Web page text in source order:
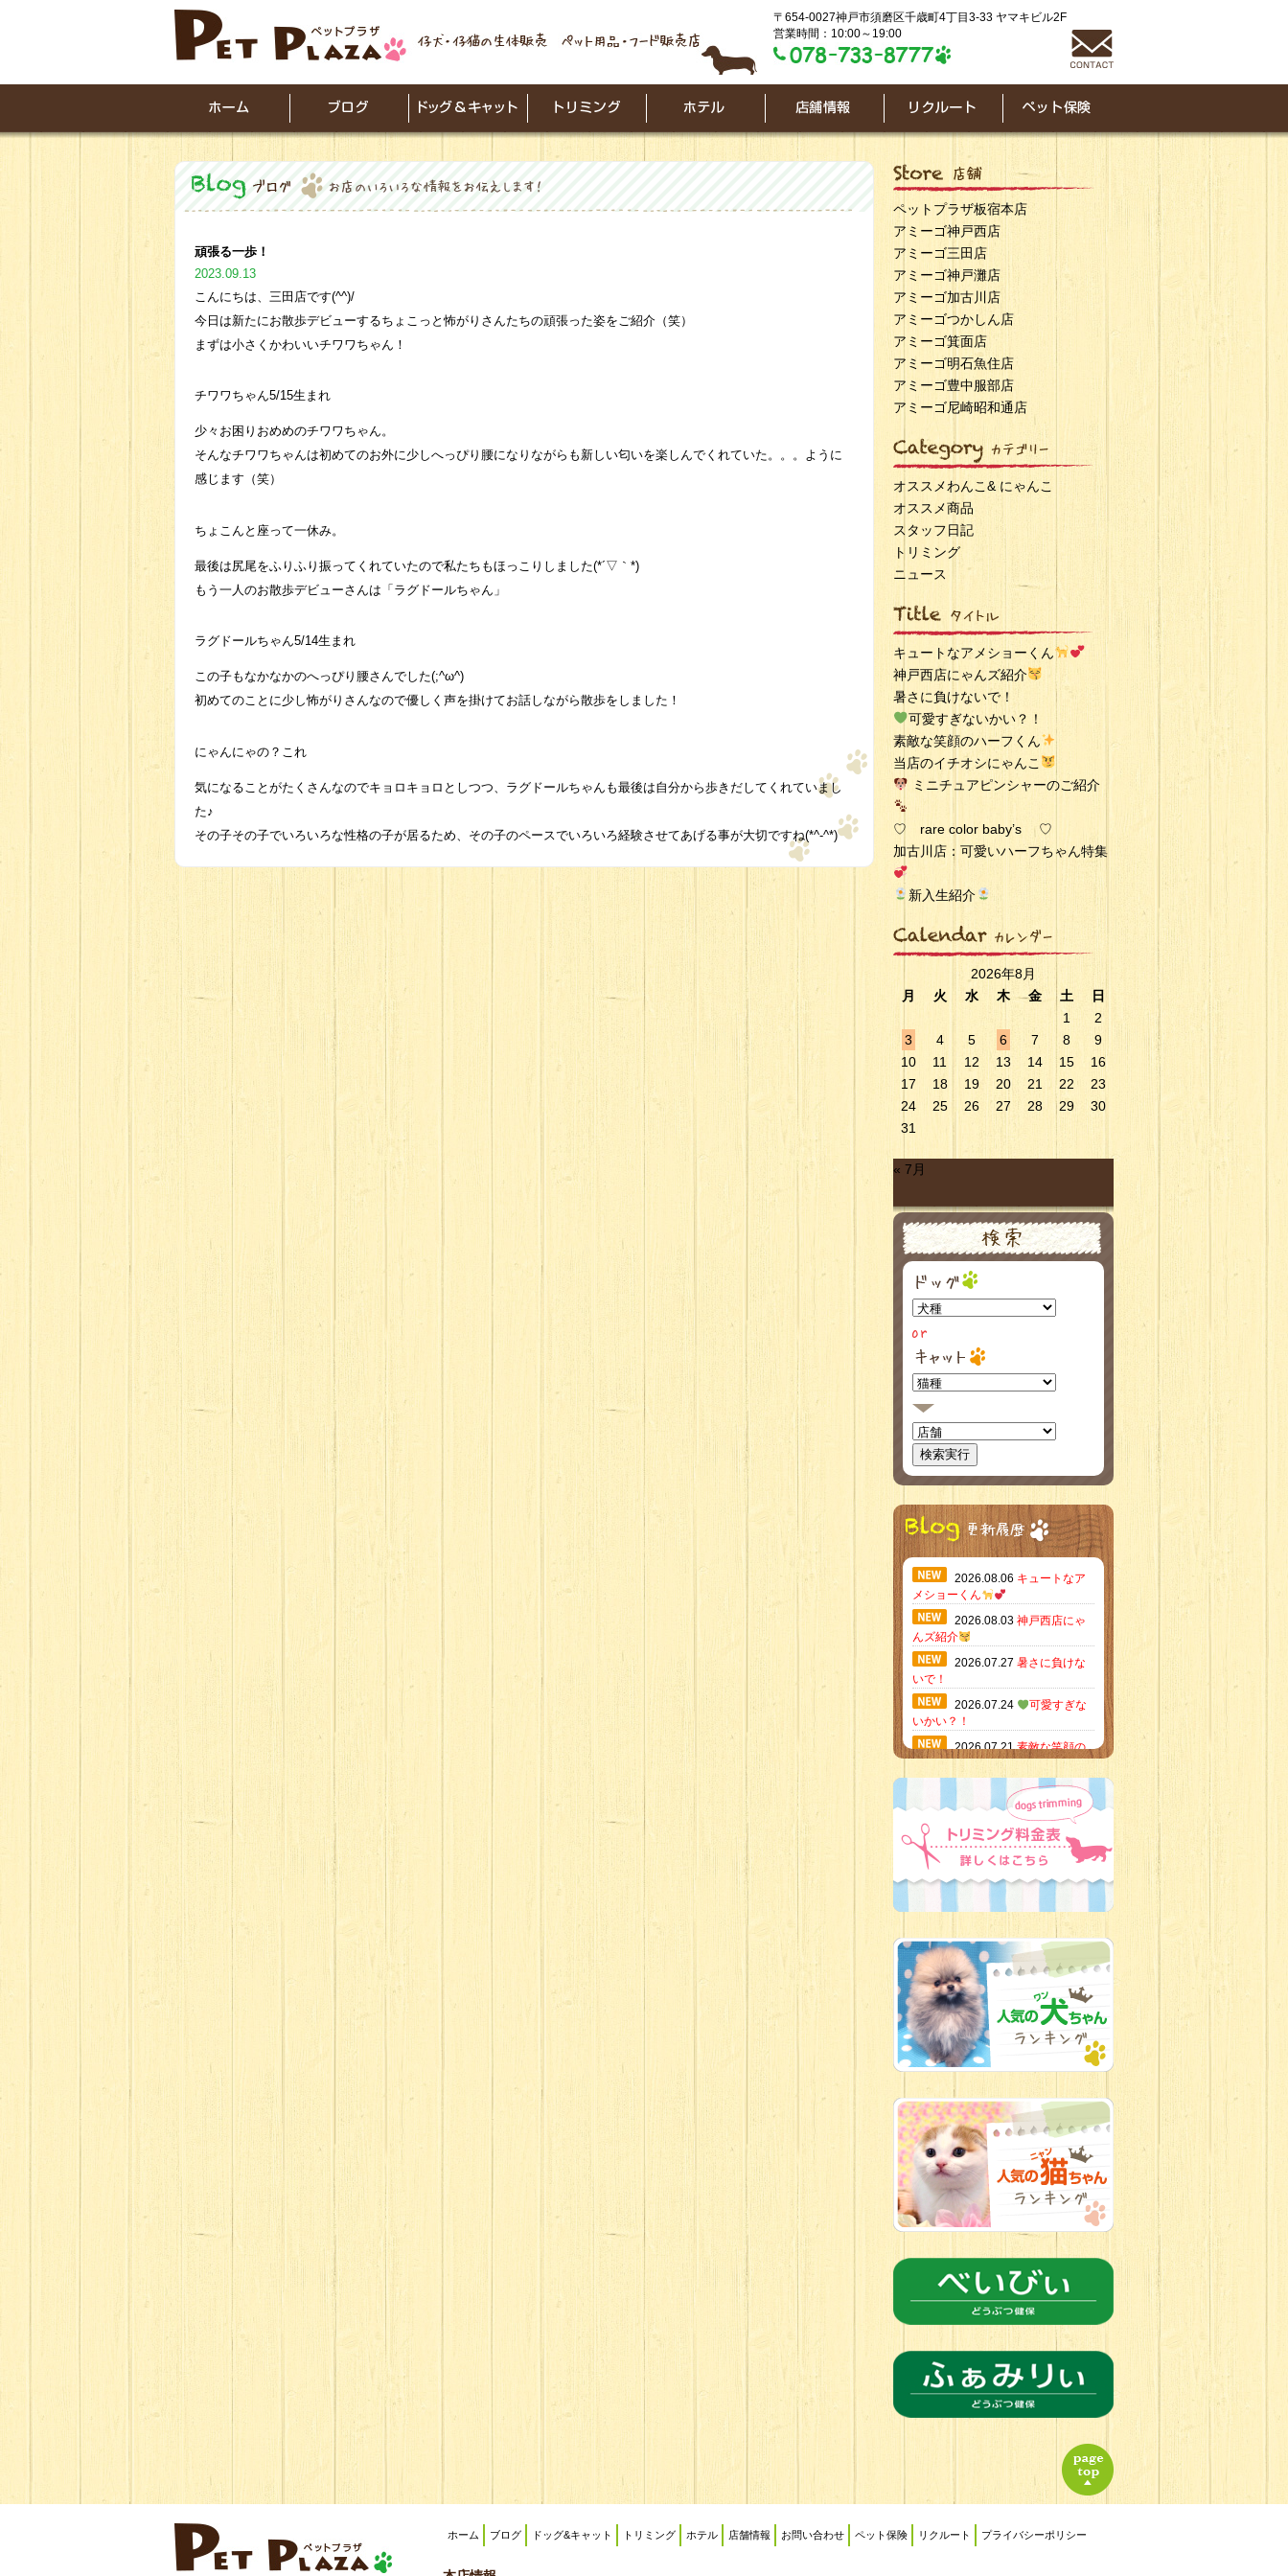
〒654-0027神戸市須磨区千歳町4丁目3-33 ヤマキビル2F
営業時間：10:00～19:00
頑張る一歩！
2023.09.13
こんにちは、三田店です(^^)/
今日は新たにお散歩デビューするちょこっと怖がりさんたちの頑張った姿をご紹介（笑）
まずは小さくかわいいチワワちゃん！
チワワちゃん5/15生まれ
少々お困りおめめのチワワちゃん。
そんなチワワちゃんは初めてのお外に少しへっぴり腰になりながらも新しい匂いを楽しんでくれていた。。。ように
感じます（笑）
ちょこんと座って一休み。
最後は尻尾をふりふり振ってくれていたので私たちもほっこりしました(*´▽｀*)
もう一人のお散歩デビューさんは「ラグドールちゃん」
ラグドールちゃん5/14生まれ
この子もなかなかのへっぴり腰さんでした(;^ω^)
初めてのことに少し怖がりさんなので優しく声を掛けてお話しながら散歩をしました！
にゃんにゃの？これ
気になることがたくさんなのでキョロキョロとしつつ、ラグドールちゃんも最後は自分から歩きだしてくれていまし
た♪
その子その子でいろいろな性格の子が居るため、その子のペースでいろいろ経験させてあげる事が大切ですね(*^-^*)
ペットプラザ板宿本店
アミーゴ神戸西店
アミーゴ三田店
アミーゴ神戸灘店
アミーゴ加古川店
アミーゴつかしん店
アミーゴ箕面店
アミーゴ明石魚住店
アミーゴ豊中服部店
アミーゴ尼崎昭和通店
オススメわんこ& にゃんこ
オススメ商品
スタッフ日記
トリミング
ニュース
キュートなアメショーくん
神戸西店にゃんズ紹介
暑さに負けないで！
可愛すぎないかい？！
素敵な笑顔のハーフくん
当店のイチオシにゃんこ
ミニチュアピンシャーのご紹介
♡ rare color baby’s ♡
加古川店：可愛いハーフちゃん特集
新入生紹介
2026年8月
月
火 水 木 金 土
日
1
2
3
4 5 6 7 8
9
10
11 12 13 14 15
16
17
18 19 20 21 22
23
24
25 26 27 28 29
30
31
« 7月
2026.08.06 キュートなア
メショーくん
2026.08.03 神戸西店にゃ
んズ紹介
2026.07.27 暑さに負けな
いで！
2026.07.24
可愛すぎな
いかい？！
2026.07.21素敵な笑顔の
当店のイチオ
シにゃんこ
2026.07.15
ミニチュア
ピンシャーのご紹介
2026.07.09加古川店：可
2026.07.06 新入生紹介
2026.07.03
ちびっこワン
コ
2026.07.01ダラダラな猫
スタッフ
新入生
2026.06.24
人懐っこすぎ
なわんちゃんず
2026.06.21
転入生のご紹
介(*ﾉωﾉ)
ホーム ブログ ドッグ&キャット トリミング ホテル 店舗情報 お問い合わせ ペット保険 リクルート プライバシーポリシー